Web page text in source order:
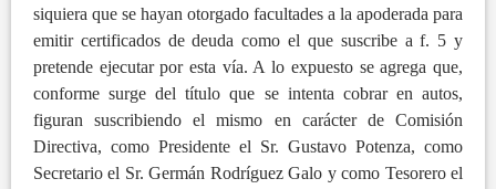
siquiera que se hayan otorgado facultades a la apoderada para
emitir certificados de deuda como el que suscribe a f. 5 y
pretende ejecutar por esta vía. A lo expuesto se agrega que,
conforme surge del título que se intenta cobrar en autos,
figuran suscribiendo el mismo en carácter de Comisión
Directiva, como Presidente el Sr. Gustavo Potenza, como
Secretario el Sr. Germán Rodríguez Galo y como Tesorero el